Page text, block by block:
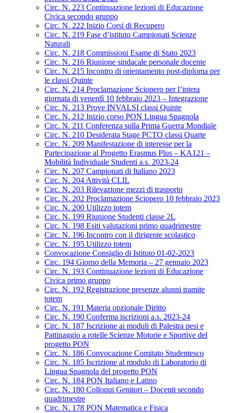
Circ. N. 223 Continuazione lezioni di Educazione
Civica secondo gruppo
Circ. N. 222 Inizio Corsi di Recupero
Circ. N. 219 Fase d’istituto Campionati Scienze
Naturali
Circ. N. 218 Commissioni Esame di Stato 2023
Circ. N. 216 Riunione sindacale personale docente
Circ. N. 215 Incontro di orientamento post-diploma per
le classi Quinte
Circ. N. 214 Proclamazione Sciopero per l’intera
giornata di venerdì 10 febbraio 2023 – Integrazione
Circ. N. 213 Prove INVALSI classi Quinte
Circ. N. 212 Inizio corso PON Lingua Spagnola
Circ. N. 211 Conferenza sulla Prima Guerra Mondiale
Circ. N. 210 Desiderata Stage PCTO classi Quarte
Circ. N. 209 Manifestazione di interesse per la
Partecipazione al Progetto Erasmus Plus – KA121 –
Mobilità Individuale Studenti a.s. 2023-24
Circ. N. 207 Campionati di Italiano 2023
Circ. N. 204 Attività CLIL
Circ. N. 203 Rilevazione mezzi di trasporto
Circ. N. 202 Proclamazione Sciopero 10 febbraio 2023
Circ. N. 200 Utilizzo totem
Circ. N. 199 Riunione Studenti classe 2L
Circ. N. 198 Esiti valutazioni primo quadrimestre
Circ. N. 196 Incontro con il dirigente scolastico
Circ. N. 195 Utilizzo totem
Convocazione Consiglio di Istituto 01-02-2023
Circ. 194 Giorno della Memoria – 27 gennaio 2023
Circ. N. 193 Continuazione lezioni di Educazione
Civica primo gruppo
Circ. N. 192 Registrazione presenze alunni tramite
totem
Circ. N. 191 Materia opzionale Diritto
Circ. N. 190 Conferma iscrizioni a.s. 2023-24
Circ. N. 187 Iscrizione ai moduli di Palestra pesi e
Pattinaggio a rotelle Scienze Motorie e Sportive del
progetto PON
Circ. N. 186 Convocazione Comitato Studentesco
Circ. N. 185 Iscrizione al modulo di Laboratorio di
Lingua Spagnola del progetto PON
Circ. N. 184 PON Italiano e Latino
Circ. N. 180 Colloqui Genitori – Docenti secondo
quadrimestre
Circ. N. 178 PON Matematica e Fisica